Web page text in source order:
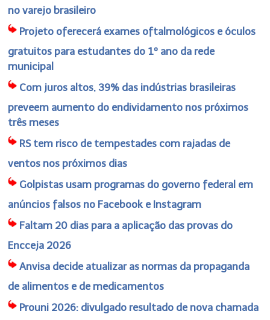
no varejo brasileiro
Projeto oferecerá exames oftalmológicos e óculos
gratuitos para estudantes do 1º ano da rede
municipal
Com juros altos, 39% das indústrias brasileiras
preveem aumento do endividamento nos próximos
três meses
RS tem risco de tempestades com rajadas de
ventos nos próximos dias
Golpistas usam programas do governo federal em
anúncios falsos no Facebook e Instagram
Faltam 20 dias para a aplicação das provas do
Encceja 2026
Anvisa decide atualizar as normas da propaganda
de alimentos e de medicamentos
Prouni 2026: divulgado resultado de nova chamada